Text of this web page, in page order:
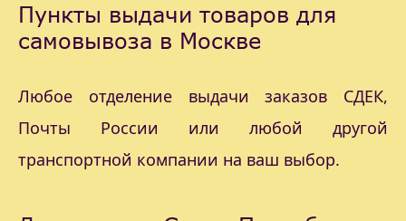
Пункты выдачи товаров для
самовывоза в Москве
Любое отделение выдачи заказов СДЕК,
Почты России или любой другой
транспортной компании на ваш выбор.